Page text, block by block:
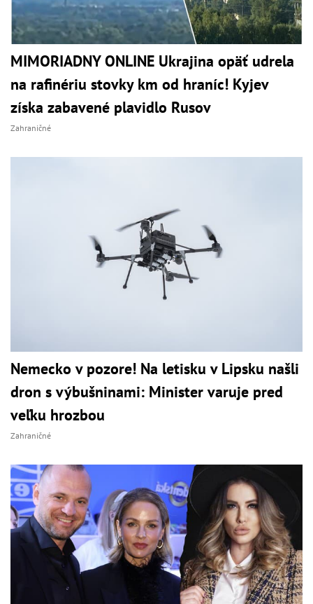
MIMORIADNY ONLINE Ukrajina opäť udrela
na rafinériu stovky km od hraníc! Kyjev
získa zabavené plavidlo Rusov
Zahraničné
Nemecko v pozore! Na letisku v Lipsku našli
dron s výbušninami: Minister varuje pred
veľku hrozbou
Zahraničné